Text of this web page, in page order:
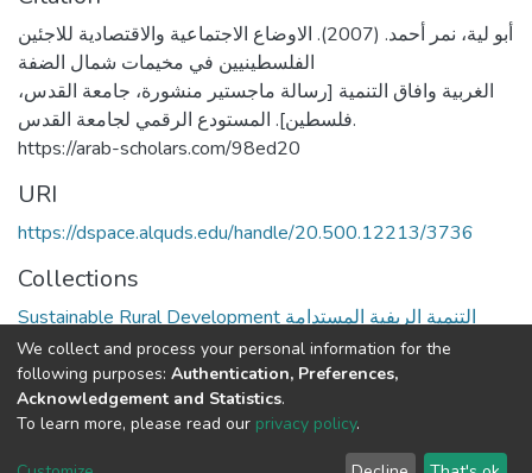
أبو لية، نمر أحمد. (2007). الاوضاع الاجتماعية والاقتصادية للاجئين
الفلسطينيين في مخيمات شمال الضفة
الغربية وافاق التنمية [رسالة ماجستير منشورة، جامعة القدس،
فلسطين]. المستودع الرقمي لجامعة القدس.
https://arab-scholars.com/98ed20
URI
https://dspace.alquds.edu/handle/20.500.12213/3736
Collections
Sustainable Rural Development التنمية الريفية المستدامة
Full item page
Cookie End User Send
We collect and process your personal information for the
following purposes: Authentication, Preferences,
Acknowledgement and Statistics.
To learn more, please read our privacy policy.